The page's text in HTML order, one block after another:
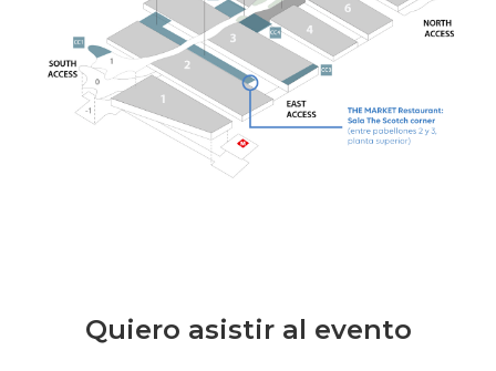
Quiero asistir al evento